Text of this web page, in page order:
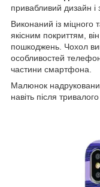
привабливий дизайн
Виконаний із міцного
якісним покриттям,
пошкоджень. Чохол
особливостей
частини смартфона.
Малюнок
навіть після